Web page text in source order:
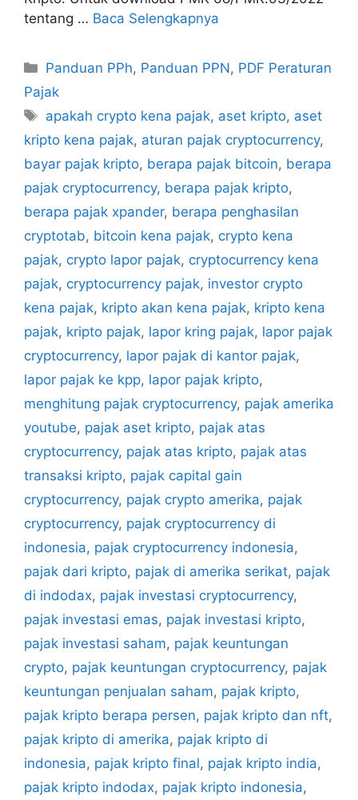
tentang … Baca Selengkapnya
Kategori
Panduan PPh, Panduan PPN, PDF Peraturan
Pajak
Tag
apakah crypto kena pajak, aset kripto, aset
kripto kena pajak, aturan pajak cryptocurrency,
bayar pajak kripto, berapa pajak bitcoin, berapa
pajak cryptocurrency, berapa pajak kripto,
berapa pajak xpander, berapa penghasilan
cryptotab, bitcoin kena pajak, crypto kena
pajak, crypto lapor pajak, cryptocurrency kena
pajak, cryptocurrency pajak, investor crypto
kena pajak, kripto akan kena pajak, kripto kena
pajak, kripto pajak, lapor kring pajak, lapor pajak
cryptocurrency, lapor pajak di kantor pajak,
lapor pajak ke kpp, lapor pajak kripto,
menghitung pajak cryptocurrency, pajak amerika
youtube, pajak aset kripto, pajak atas
cryptocurrency, pajak atas kripto, pajak atas
transaksi kripto, pajak capital gain
cryptocurrency, pajak crypto amerika, pajak
cryptocurrency, pajak cryptocurrency di
indonesia, pajak cryptocurrency indonesia,
pajak dari kripto, pajak di amerika serikat, pajak
di indodax, pajak investasi cryptocurrency,
pajak investasi emas, pajak investasi kripto,
pajak investasi saham, pajak keuntungan
crypto, pajak keuntungan cryptocurrency, pajak
keuntungan penjualan saham, pajak kripto,
pajak kripto berapa persen, pajak kripto dan nft,
pajak kripto di amerika, pajak kripto di
indonesia, pajak kripto final, pajak kripto india,
pajak kripto indodax, pajak kripto indonesia,